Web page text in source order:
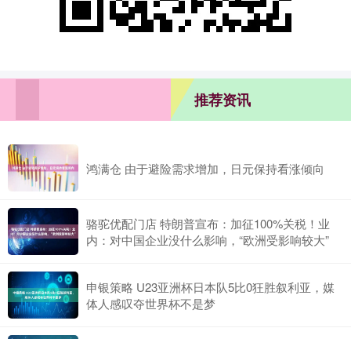
推荐资讯
鸿满仓 由于避险需求增加，日元保持看涨倾向
骆驼优配门店 特朗普宣布：加征100%关税！业
内：对中国企业没什么影响，“欧洲受影响较大”
申银策略 U23亚洲杯日本队5比0狂胜叙利亚，媒
体人感叹夺世界杯不是梦